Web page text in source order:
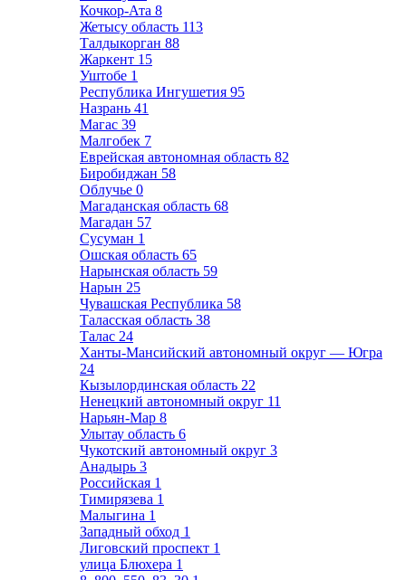
Кочкор-Ата 8
Жетысу область 113
Талдыкорган 88
Жаркент 15
Уштобе 1
Республика Ингушетия 95
Назрань 41
Магас 39
Малгобек 7
Еврейская автономная область 82
Биробиджан 58
Облучье 0
Магаданская область 68
Магадан 57
Сусуман 1
Ошская область 65
Нарынская область 59
Нарын 25
Чувашская Республика 58
Таласская область 38
Талас 24
Ханты-Мансийский автономный округ — Югра
24
Кызылординская область 22
Ненецкий автономный округ 11
Нарьян-Мар 8
Улытау область 6
Чукотский автономный округ 3
Анадырь 3
Российская 1
Тимирязева 1
Малыгина 1
Западный обход 1
Лиговский проспект 1
улица Блюхера 1